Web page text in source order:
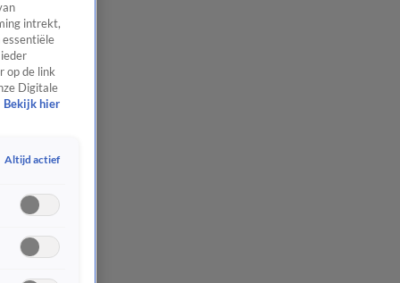
intrekt,
op de link
Digitale
Bekijk hier
Altijd actief